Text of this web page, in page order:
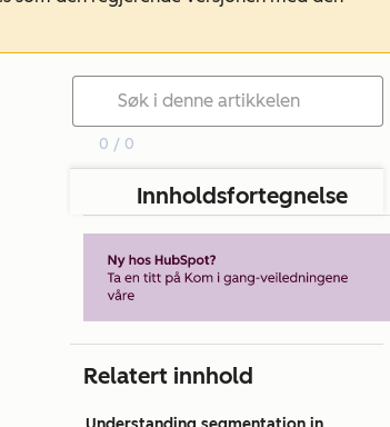
0 / 0
Innholdsfortegnelse
Relatert innhold